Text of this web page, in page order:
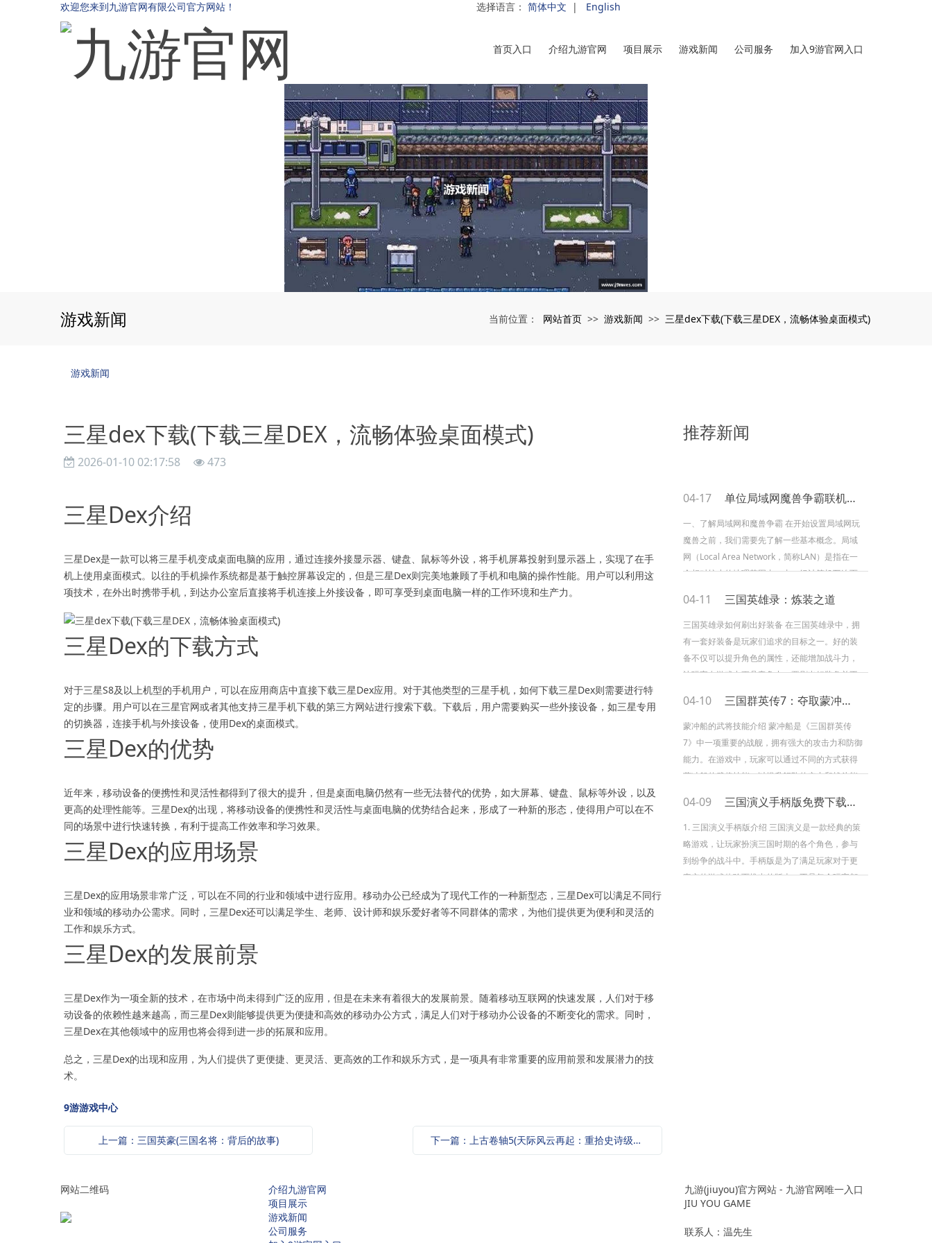
欢迎您来到九游官网有限公司官方网站！ 选择语言： 简体中文 | English
首页入口 介绍九游官网 项目展示 游戏新闻 公司服务 加入9游官网入口
游戏新闻 当前位置： 网站首页 >> 游戏新闻 >> 三星dex下载(下载三星DEX，流畅体验桌面模式)
游戏新闻
三星dex下载(下载三星DEX，流畅体验桌面模式)
2026-01-10 02:17:58 473
三星Dex介绍
三星Dex是一款可以将三星手机变成桌面电脑的应用，通过连接外接显示器、键盘、鼠标等外设，将手机屏幕投射到显示器上，实现了在手
机上使用桌面模式。以往的手机操作系统都是基于触控屏幕设定的，但是三星Dex则完美地兼顾了手机和电脑的操作性能。用户可以利用这
项技术，在外出时携带手机，到达办公室后直接将手机连接上外接设备，即可享受到桌面电脑一样的工作环境和生产力。
三星Dex的下载方式
对于三星S8及以上机型的手机用户，可以在应用商店中直接下载三星Dex应用。对于其他类型的三星手机，如何下载三星Dex则需要进行特
定的步骤。用户可以在三星官网或者其他支持三星手机下载的第三方网站进行搜索下载。下载后，用户需要购买一些外接设备，如三星专用
的切换器，连接手机与外接设备，使用Dex的桌面模式。
三星Dex的优势
近年来，移动设备的便携性和灵活性都得到了很大的提升，但是桌面电脑仍然有一些无法替代的优势，如大屏幕、键盘、鼠标等外设，以及
更高的处理性能等。三星Dex的出现，将移动设备的便携性和灵活性与桌面电脑的优势结合起来，形成了一种新的形态，使得用户可以在不
同的场景中进行快速转换，有利于提高工作效率和学习效果。
三星Dex的应用场景
三星Dex的应用场景非常广泛，可以在不同的行业和领域中进行应用。移动办公已经成为了现代工作的一种新型态，三星Dex可以满足不同行
业和领域的移动办公需求。同时，三星Dex还可以满足学生、老师、设计师和娱乐爱好者等不同群体的需求，为他们提供更为便利和灵活的
工作和娱乐方式。
三星Dex的发展前景
三星Dex作为一项全新的技术，在市场中尚未得到广泛的应用，但是在未来有着很大的发展前景。随着移动互联网的快速发展，人们对于移
动设备的依赖性越来越高，而三星Dex则能够提供更为便捷和高效的移动办公方式，满足人们对于移动办公设备的不断变化的需求。同时，
三星Dex在其他领域中的应用也将会得到进一步的拓展和应用。
总之，三星Dex的出现和应用，为人们提供了更便捷、更灵活、更高效的工作和娱乐方式，是一项具有非常重要的应用前景和发展潜力的技
术。
9游游戏中心
上一篇：三国英豪(三国名将：背后的故事) 下一篇：上古卷轴5(天际风云再起：重拾史诗级奇幻之旅)
推荐新闻
04-17 单位局域网魔兽争霸联机攻略
一、了解局域网和魔兽争霸 在开始设置局域网玩
魔兽之前，我们需要先了解一些基本概念。局域
网（Local Area Network，简称LAN）是指在一
个相对较小的地理范围内，由一组计算机互连而
04-11 三国英雄录：炼装之道
三国英雄录如何刷出好装备 在三国英雄录中，拥
有一套好装备是玩家们追求的目标之一。好的装
备不仅可以提升角色的属性，还能增加战斗力，
让玩家在游戏中更具竞争力。要刷出好装备并不
04-10 三国群英传7：夺取蒙冲船的武将技能
蒙冲船的武将技能介绍 蒙冲船是《三国群英传
7》中一项重要的战舰，拥有强大的攻击力和防御
能力。在游戏中，玩家可以通过不同的方式获得
蒙冲船的武将技能，以提升舰队的实力和战斗能
04-09 三国演义手柄版免费下载指南
1. 三国演义手柄版介绍 三国演义是一款经典的策
略游戏，让玩家扮演三国时期的各个角色，参与
到纷争的战斗中。手柄版是为了满足玩家对于更
真实的游戏体验而推出的版本。不是每个玩家都
网站二维码
介绍九游官网
项目展示
游戏新闻
公司服务
九游(jiuyou)官方网站 - 九游官网唯一入口
JIU YOU GAME
联系人：温先生